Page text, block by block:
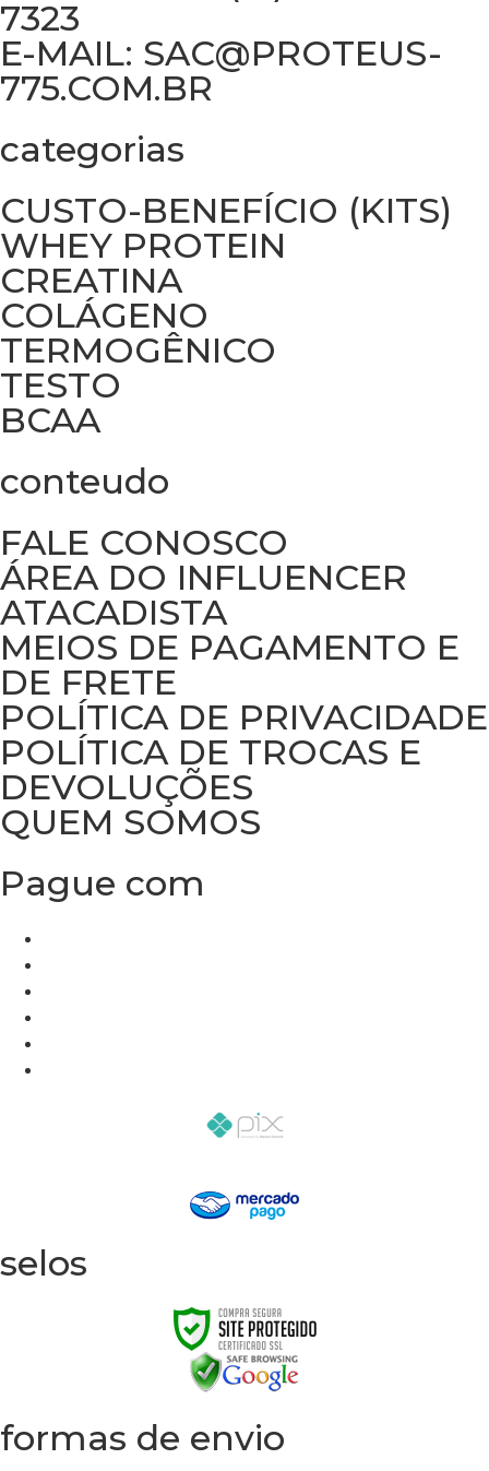
7323
E-MAIL: SAC@PROTEUS-
775.COM.BR
categorias
CUSTO-BENEFÍCIO (KITS)
WHEY PROTEIN
CREATINA
COLÁGENO
TERMOGÊNICO
TESTO
BCAA
conteudo
FALE CONOSCO
ÁREA DO INFLUENCER
ATACADISTA
MEIOS DE PAGAMENTO E
DE FRETE
POLÍTICA DE PRIVACIDADE
POLÍTICA DE TROCAS E
DEVOLUÇÕES
QUEM SOMOS
Pague com
selos
formas de envio